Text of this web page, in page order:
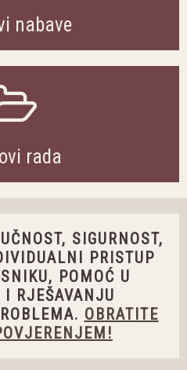
nabave
rada
SIGURNOST,
PRISTUP
POMOĆ U
I RJEŠAVANJU
OBRATITE